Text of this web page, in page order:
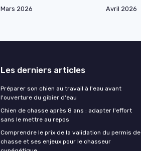
Mars 2026 Avril 2026
Les derniers articles
Préparer son chien au travail à l'eau avant
l'ouverture du gibier d'eau
Chien de chasse après 8 ans : adapter l'effort
sans le mettre au repos
Comprendre le prix de la validation du permis de
chasse et ses enjeux pour le chasseur